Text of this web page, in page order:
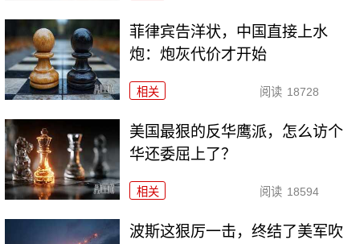
菲律宾告洋状，中国直接上水
炮：炮灰代价才开始
相关 阅读 18728
美国最狠的反华鹰派，怎么访个
华还委屈上了？
相关 阅读 18594
波斯这狠厉一击，终结了美军吹